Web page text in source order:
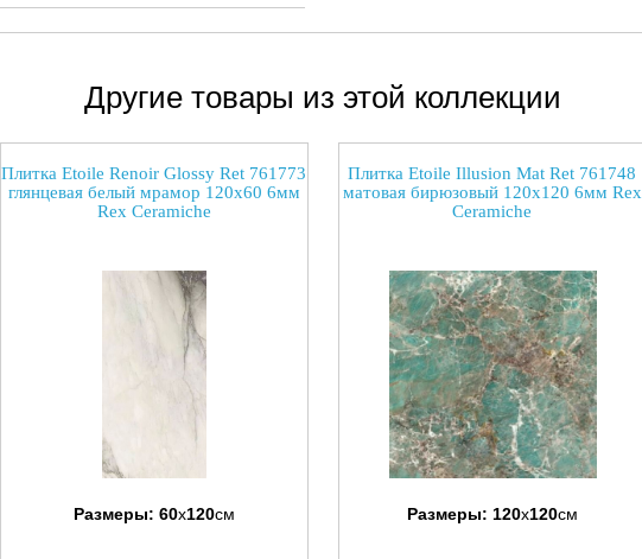
Другие товары из этой коллекции
Плитка Etoile Renoir Glossy Ret 761773
глянцевая белый мрамор 120x60 6мм
Rex Ceramiche
Размеры: 60x120см
Плитка Etoile Illusion Mat Ret 761748
матовая бирюзовый 120x120 6мм Rex
Ceramiche
Размеры: 120x120см